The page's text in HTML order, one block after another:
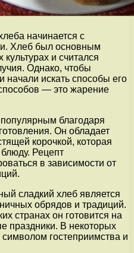
начинается с
Хлеб был основным
и считался
Однако, чтобы
начали искать способы его
— это жарение
благодаря
Он обладает
корочкой, которая
Рецепт
в зависимости от
сладкий хлеб является
обрядов и традиций.
странах он готовится на
праздники. В некоторых
гостеприимства и